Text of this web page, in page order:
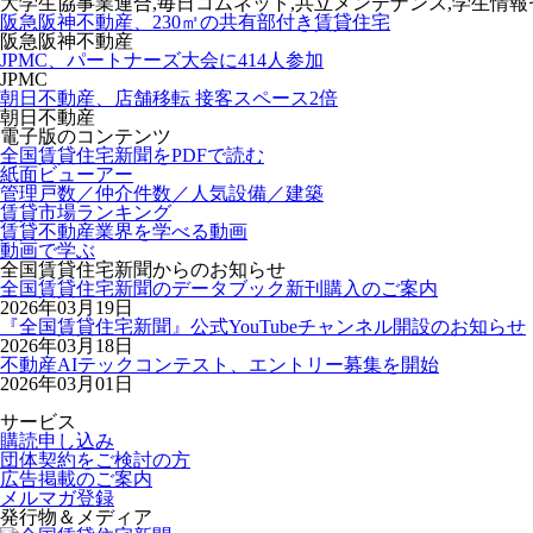
阪急阪神不動産、230㎡の共有部付き賃貸住宅
阪急阪神不動産
JPMC、パートナーズ大会に414人参加
JPMC
朝日不動産、店舗移転 接客スペース2倍
朝日不動産
電子版のコンテンツ
全国賃貸住宅新聞をPDFで読む
紙面ビューアー
管理戸数／仲介件数／人気設備／建築
賃貸市場ランキング
賃貸不動産業界を学べる動画
動画で学ぶ
全国賃貸住宅新聞からのお知らせ
全国賃貸住宅新聞のデータブック新刊購入のご案内
2026年03月19日
『全国賃貸住宅新聞』公式YouTubeチャンネル開設のお知らせ
2026年03月18日
不動産AIテックコンテスト、エントリー募集を開始
2026年03月01日
サービス
購読申し込み
団体契約をご検討の方
広告掲載のご案内
メルマガ登録
発行物＆メディア